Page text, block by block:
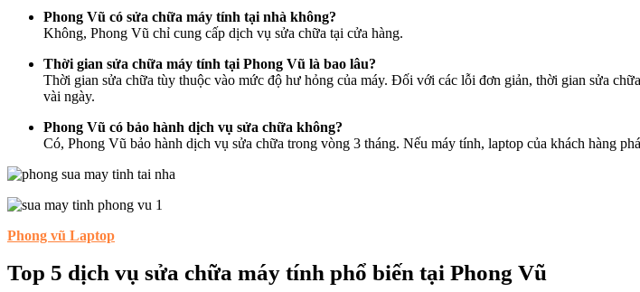
Phong Vũ có sửa chữa máy tính tại nhà không?
Không, Phong Vũ chỉ cung cấp dịch vụ sửa chữa tại cửa hàng.
Thời gian sửa chữa máy tính tại Phong Vũ là bao lâu?
Thời gian sửa chữa tùy thuộc vào mức độ hư hỏng của máy. Đối với các lỗi đơn giản, thời gian sửa
vài ngày.
Phong Vũ có bảo hành dịch vụ sửa chữa không?
Có, Phong Vũ bảo hành dịch vụ sửa chữa trong vòng 3 tháng. Nếu máy tính, laptop của khách hàng
Phong vũ Laptop
Top 5 dịch vụ sửa chữa máy tính phổ biến tại Phong Vũ